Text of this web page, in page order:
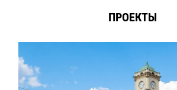
ПРОЕКТЫ